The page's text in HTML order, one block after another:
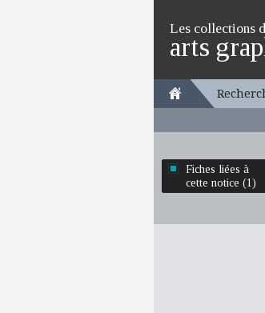
Les collections
arts
Fiches liées à
cette notice (1)